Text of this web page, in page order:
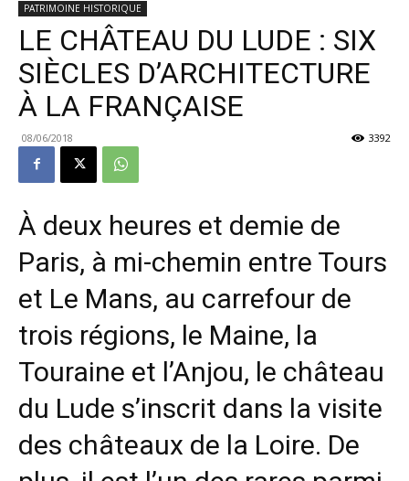
PATRIMOINE HISTORIQUE
LE CHÂTEAU DU LUDE : SIX
SIÈCLES D’ARCHITECTURE
À LA FRANÇAISE
08/06/2018 3392
À deux heures et demie de
Paris, à mi-chemin entre Tours
et Le Mans, au carrefour de
trois régions, le Maine, la
Touraine et l’Anjou, le château
du Lude s’inscrit dans la visite
des châteaux de la Loire. De